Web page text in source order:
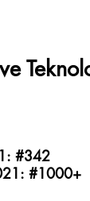
#342
#1000+